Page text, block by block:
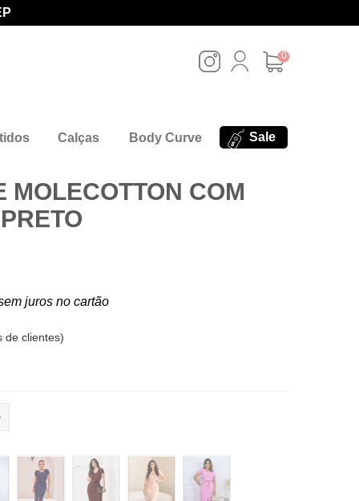
0
Calças Body Curve Sale
MOLECOTTON COM
juros no cartão
de clientes)